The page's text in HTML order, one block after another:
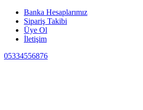
Banka Hesaplarımız
Sipariş Takibi
Üye Ol
İletişim
05334556876